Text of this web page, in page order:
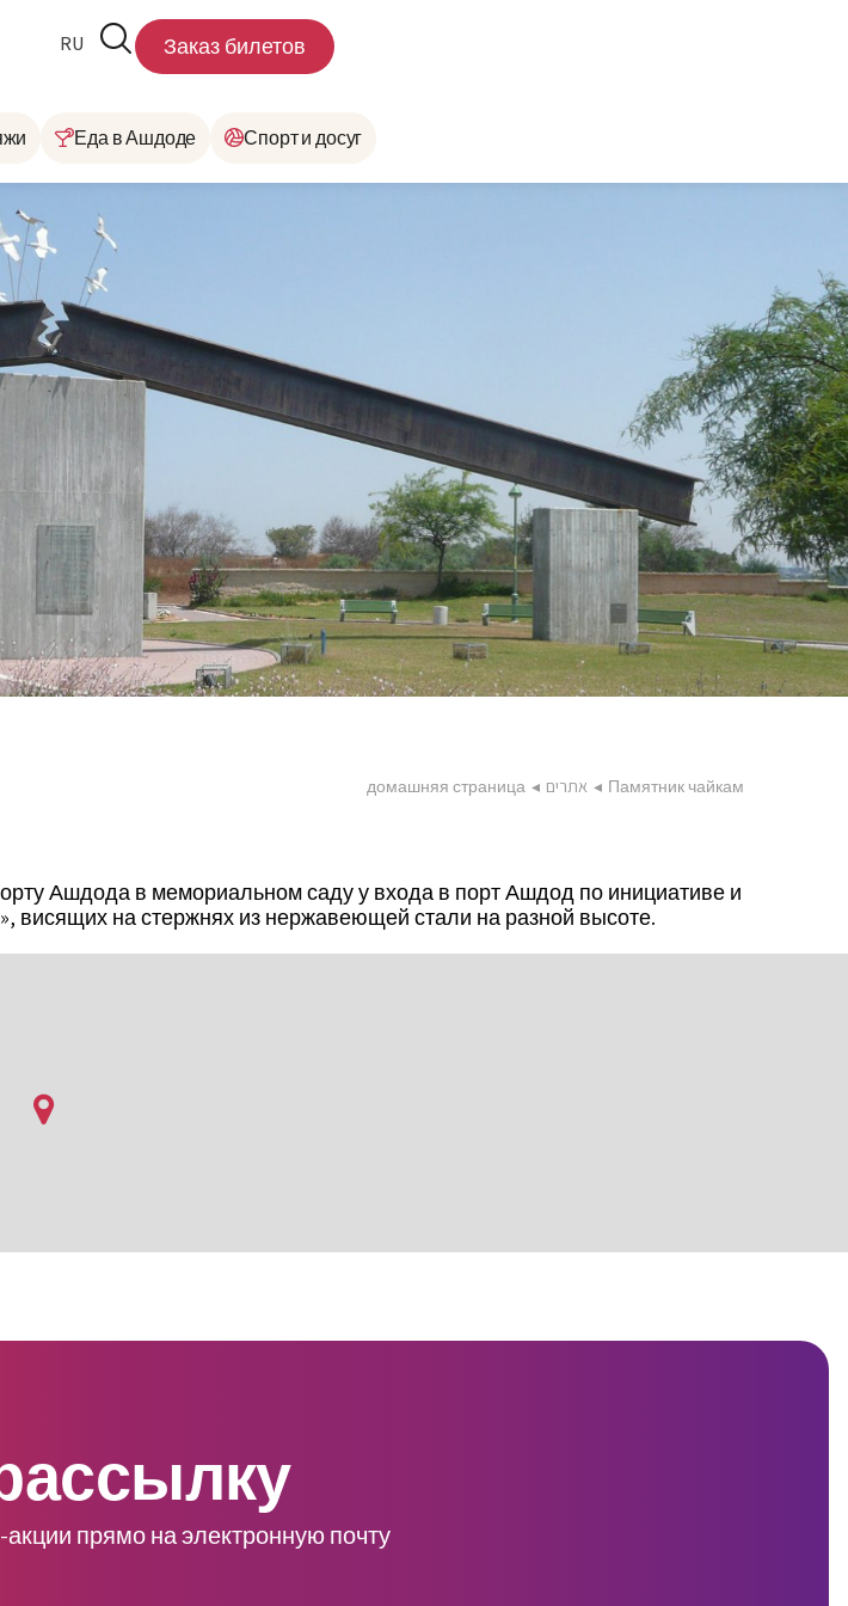
RU
HE
Заказ билетов
Еда в Ашдоде Спорт и досуг
домашняя страница ◂ אתרים ◂ Памятник чайкам
Ашдода в мемориальном саду у входа в порт Ашдод по инициативе и
висящих на стержнях из нержавеющей стали на разной высоте.
прямо на электронную почту